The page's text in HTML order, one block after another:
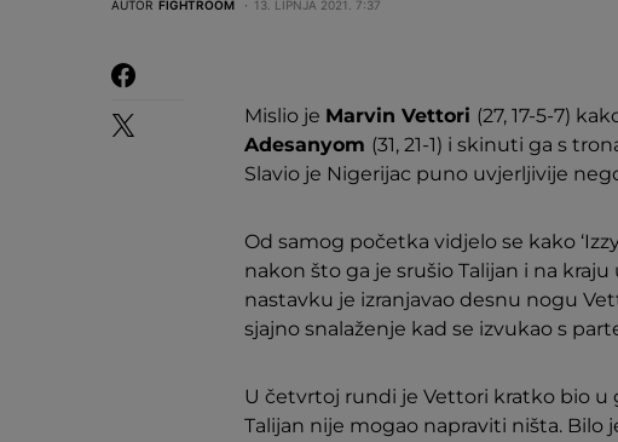
AUTOR FIGHTROOM 13. LIPNJA 2021. 7:37
Mislio je Marvin Vettori (27, 17-5-7)
Adesanyom (31, 21-1) i skinuti ga s
Slavio je Nigerijac puno uvjerljivije
Od samog početka vidjelo se kako
nakon što ga je srušio Talijan i na
nastavku je izranjavao desnu nogu
sjajno snalaženje kad se izvukao s
U četvrtoj rundi je Vettori kratko bio u
Talijan nije mogao napraviti ništa.